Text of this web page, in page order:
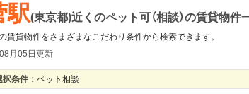
駅(東京都)近くのペット可（相談）の賃貸物件
賃貸物件をさまざまなこだわり条件から検索できます。
月05日更新
条件： ペット相談